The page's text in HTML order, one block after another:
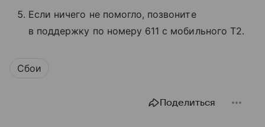
Если ничего не помогло, позвоните
в поддержку по номеру 611 с мобильного T2.
Сбои
Поделиться